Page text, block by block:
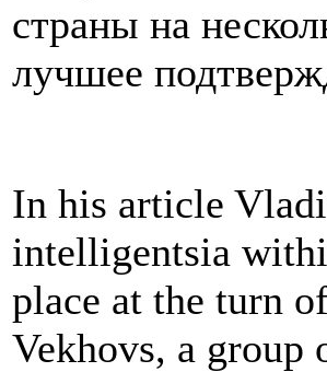
страны на
лучшее
In his article
intelligentsia
place at the turn
Vekhovs, a